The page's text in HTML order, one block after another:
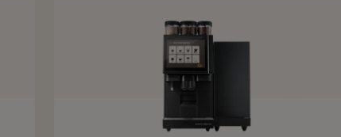
Navigate
to
Soul
Service